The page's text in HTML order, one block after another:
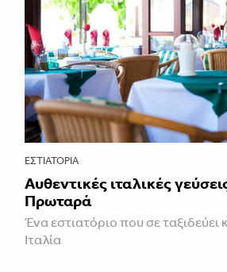
ΕΣΤΙΑΤΌΡΙΑ
Αυθεντικές ιταλικές
Πρωταρά
Ένα εστιατόριο που σε ταξιδεύει
Ιταλία